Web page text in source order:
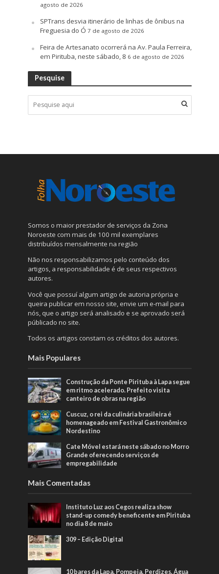
agosto de 2026
SPTrans desvia itinerário de linhas de ônibus na
Freguesia do Ó 7 de agosto de 2026
Feira de Artesanato ocorrerá na Av. Paula Ferreira,
em Pirituba, neste sábado, 8 6 de agosto de 2026
Pesquise
Somos o maior prestador de serviços da Zona
Noroeste com mais de 100 mil exemplares
distribuídos mensalmente na região
Não nos responsabilizamos pelo conteúdo dos
artigos, a responsabilidade é de seus respectivos
autores.
Você que possuí algum artigo de autoria própria e
queira publicar em nosso site, envie um e-mail para
nós, que o artigo será analisado e se aprovado será
públicado no site.
Todos os artigos constam os créditos dos autores.
Mais Populares
Construção da Ponte Pirituba à Lapa segue
em ritmo acelerado. Prefeito visita
canteiro de obras na região
Cuscuz, o rei da culinária brasileira é
homenageado em Festival Gastronômico
Nordestino
Cate Móvel estará neste sábado no Morro
Grande oferecendo serviços de
empregabilidade
Mais Comentadas
Instituto Luz aos Cegos realiza show
stand-up comedy beneficente em Pirituba
no dia 8 de maio
309 – Edição Digital
10 bares da Lapa, Pompeia, Perdizes, Água